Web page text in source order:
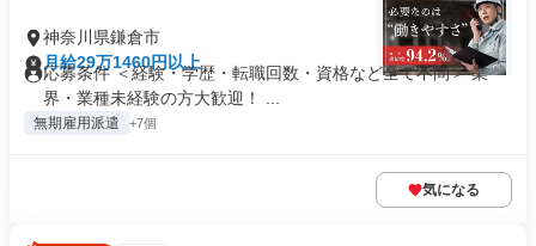
神奈川県鎌倉市
月給29万1460円以上
応募条件 ＜経験・学歴・転職回数・資格など全て不問＞ 業
界・業種未経験の方大歓迎！ ...
無期雇用派遣 +7個
気になる